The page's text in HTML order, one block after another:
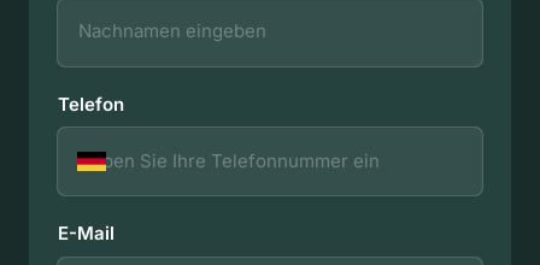
Telefon
E-Mail